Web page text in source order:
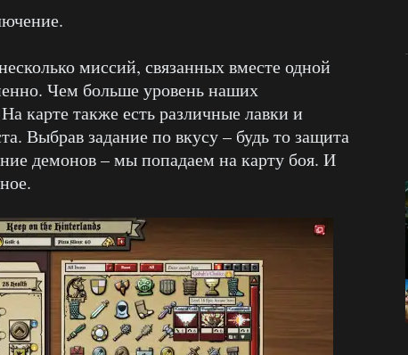
миссий, связанных вместе одной
Чем больше уровень наших
карте также есть различные лавки и
Выбрав задание по вкусу – будь то защита
демонов – мы попадаем на карту боя. И